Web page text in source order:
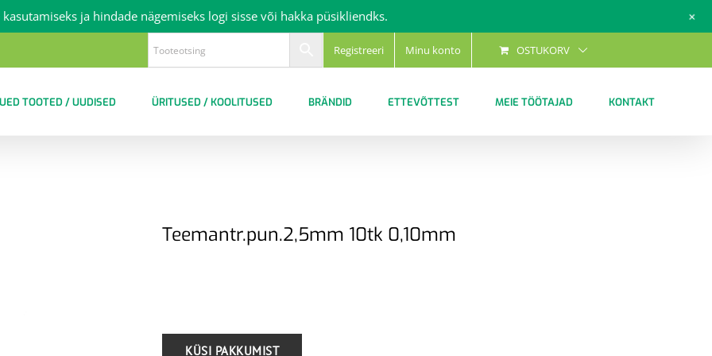
Registreeri Minu konto OSTUKORV
TOOTED / UUDISED ÜRITUSED / KOOLITUSED BRÄNDID ETTEVÕTTEST MEIE TÖÖTAJAD KONTAKT
Teemantr.pun.2,5mm 10tk 0,10mm
kasutamiseks ja hindade nägemiseks logi sisse või hakka püsikliendks. +